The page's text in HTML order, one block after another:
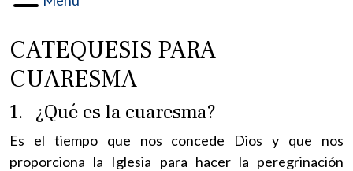
CATEQUESIS PARA
CUARESMA
1.– ¿Qué es la cuaresma?
Es el tiempo que nos concede Dios y que nos
proporciona la Iglesia para hacer la peregrinación